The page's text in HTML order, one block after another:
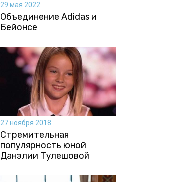
29 мая 2022
Объединение Adidas и
Бейонсе
27 ноября 2018
Стремительная
популярность юной
Данэлии Тулешовой